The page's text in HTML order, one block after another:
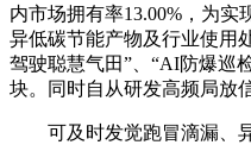
内市场拥有率13.00%，为
异低碳节能产物及行业使用
驾驶聪慧气田”、“AI防爆巡
块。同时自从研发高频局放
可及时发觉跑冒滴漏、异